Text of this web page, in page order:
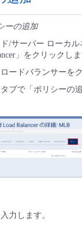
ーの追加
/サーバー ローカル
」をクリックしま
ードバランサーを
ブで「ポリシーの
力します。